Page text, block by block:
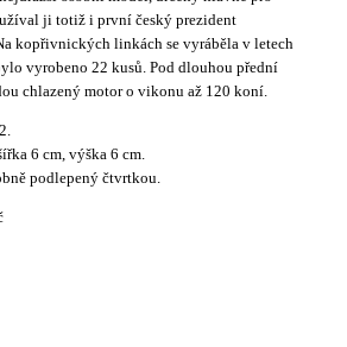
ji totiž i první český prezident
kopřivnických linkách se vyráběla v letech
vyrobeno 22 kusů. Pod dlouhou přední
chlazený motor o vikonu až 120 koní.
6 cm, výška 6 cm.
podlepený čtvrtkou.